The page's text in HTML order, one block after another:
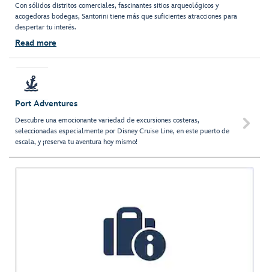
Con sólidos distritos comerciales, fascinantes sitios arqueológicos y
acogedoras bodegas, Santorini tiene más que suficientes atracciones para
despertar tu interés.
Read more
Port Adventures
Descubre una emocionante variedad de excursiones costeras,
seleccionadas especialmente por Disney Cruise Line, en este puerto de
escala, y ¡reserva tu aventura hoy mismo!
